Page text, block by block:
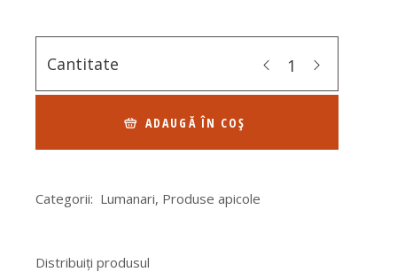
Cantitate
ADAUGĂ ÎN COȘ
Categorii: Lumanari, Produse apicole
Distribuiți produsul